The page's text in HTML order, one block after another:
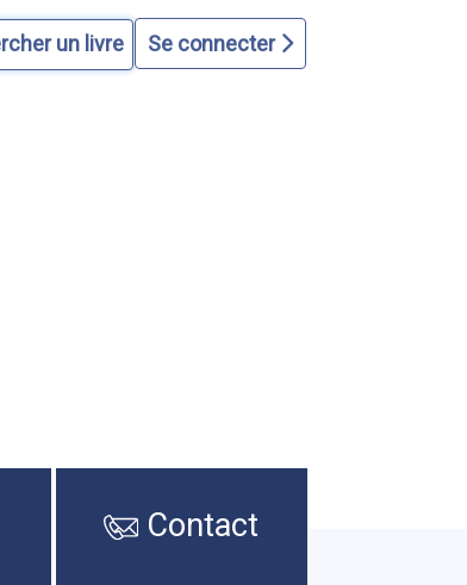
Se connecter
Contact